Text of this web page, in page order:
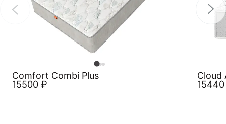
Comfort Combi Plus
15500 ₽
Cloud